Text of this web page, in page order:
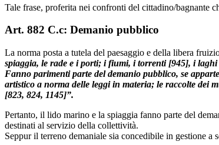
Tale frase, proferita nei confronti del cittadino/bagnante
Art. 882 C.c: Demanio pubblico
La norma posta a tutela del paesaggio e della libera
spiaggia, le rade e i porti; i fiumi, i torrenti [945], i
Fanno parimenti parte del demanio pubblico, se
artistico a norma delle leggi in materia; le raccolte dei
[823, 824, 1145]”.
Pertanto, il lido marino e la spiaggia fanno parte del
destinati al servizio della collettività.
Seppur il terreno demaniale sia concedibile in gestione